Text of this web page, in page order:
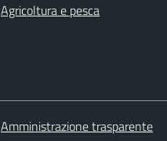
Agricoltura e pesca
Amministrazione trasparente